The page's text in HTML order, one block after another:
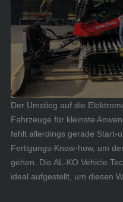
Der Umstieg auf die
Fahrzeuge für kleinste
fehlt allerdings gerade Start-
Fertigungs-Know-how, um
gehen. Die AL-KO Vehicle
ideal aufgestellt, um diesen